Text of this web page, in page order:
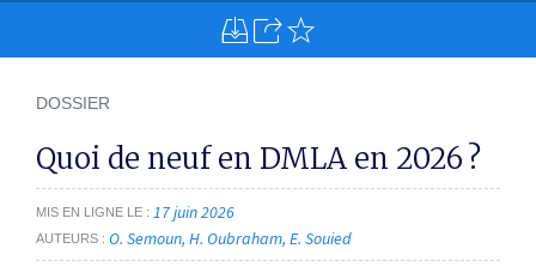
DOSSIER
Quoi de neuf en DMLA en 2026 ?
MIS EN LIGNE LE 17 juin 2026
AUTEURS O. Semoun H. Oubraham E. Souied